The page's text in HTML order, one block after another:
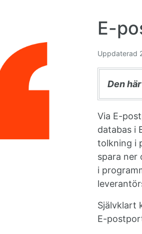
E-
Uppdaterad
Den
Via E-
databas i
tolkning i
spara ner
i
Självklart
E-